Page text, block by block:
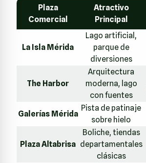
Plaza
Comercial
Atractivo
Principal
La Isla Mérida
Lago artificial,
parque de
diversiones
The Harbor
Arquitectura
moderna, lago
con fuentes
Galerías Mérida
Pista de patinaje
sobre hielo
Plaza Altabrisa
Boliche, tiendas
departamentales
clásicas